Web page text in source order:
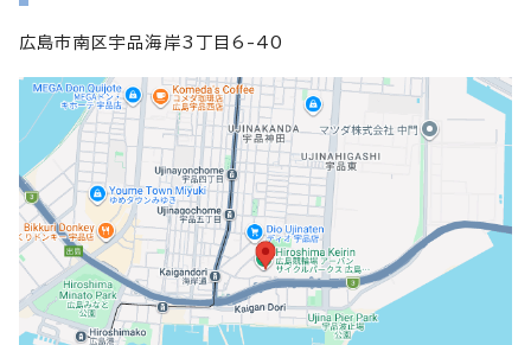
広島市南区宇品海岸3丁目6-40